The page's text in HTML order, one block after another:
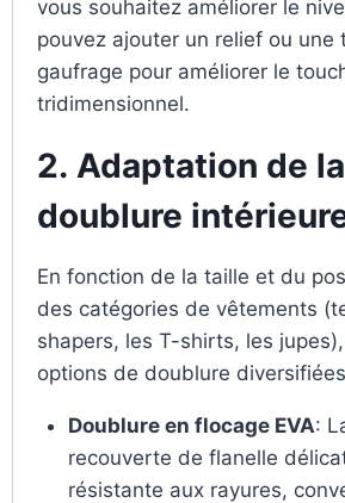
vous souhaitez améliorer le
pouvez ajouter un relief ou une
gaufrage pour améliorer le
tridimensionnel.
2. Adaptation de la
doublure
En fonction de la taille et du
des catégories de vêtements
shapers, les T-shirts, les
options de doublure
Doublure en flocage EVA:
recouverte de flanelle
résistante aux rayures,